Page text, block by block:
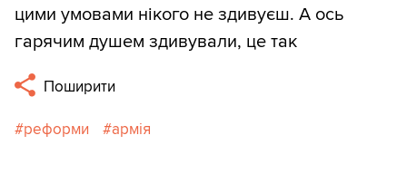
цими умовами нікого не здивуєш. А ось
гарячим душем здивували, це так
Поширити
реформи армія